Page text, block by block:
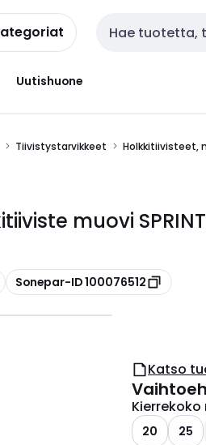
Haku
Uutishuone
Tiivistystarvikkeet Holkkitiivisteet,
muovi
Kopioi
Sonepar-ID 100076512
Katso
20 25